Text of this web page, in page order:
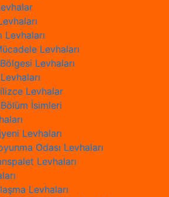
Levhaları
Levhaları
Levhaları
Levhalar
İsimleri
Levhaları
Odası Levhaları
Levhaları
Levhaları